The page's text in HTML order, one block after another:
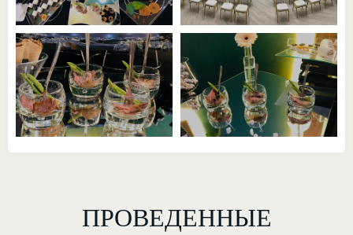
ПРОВЕДЕННЫЕ